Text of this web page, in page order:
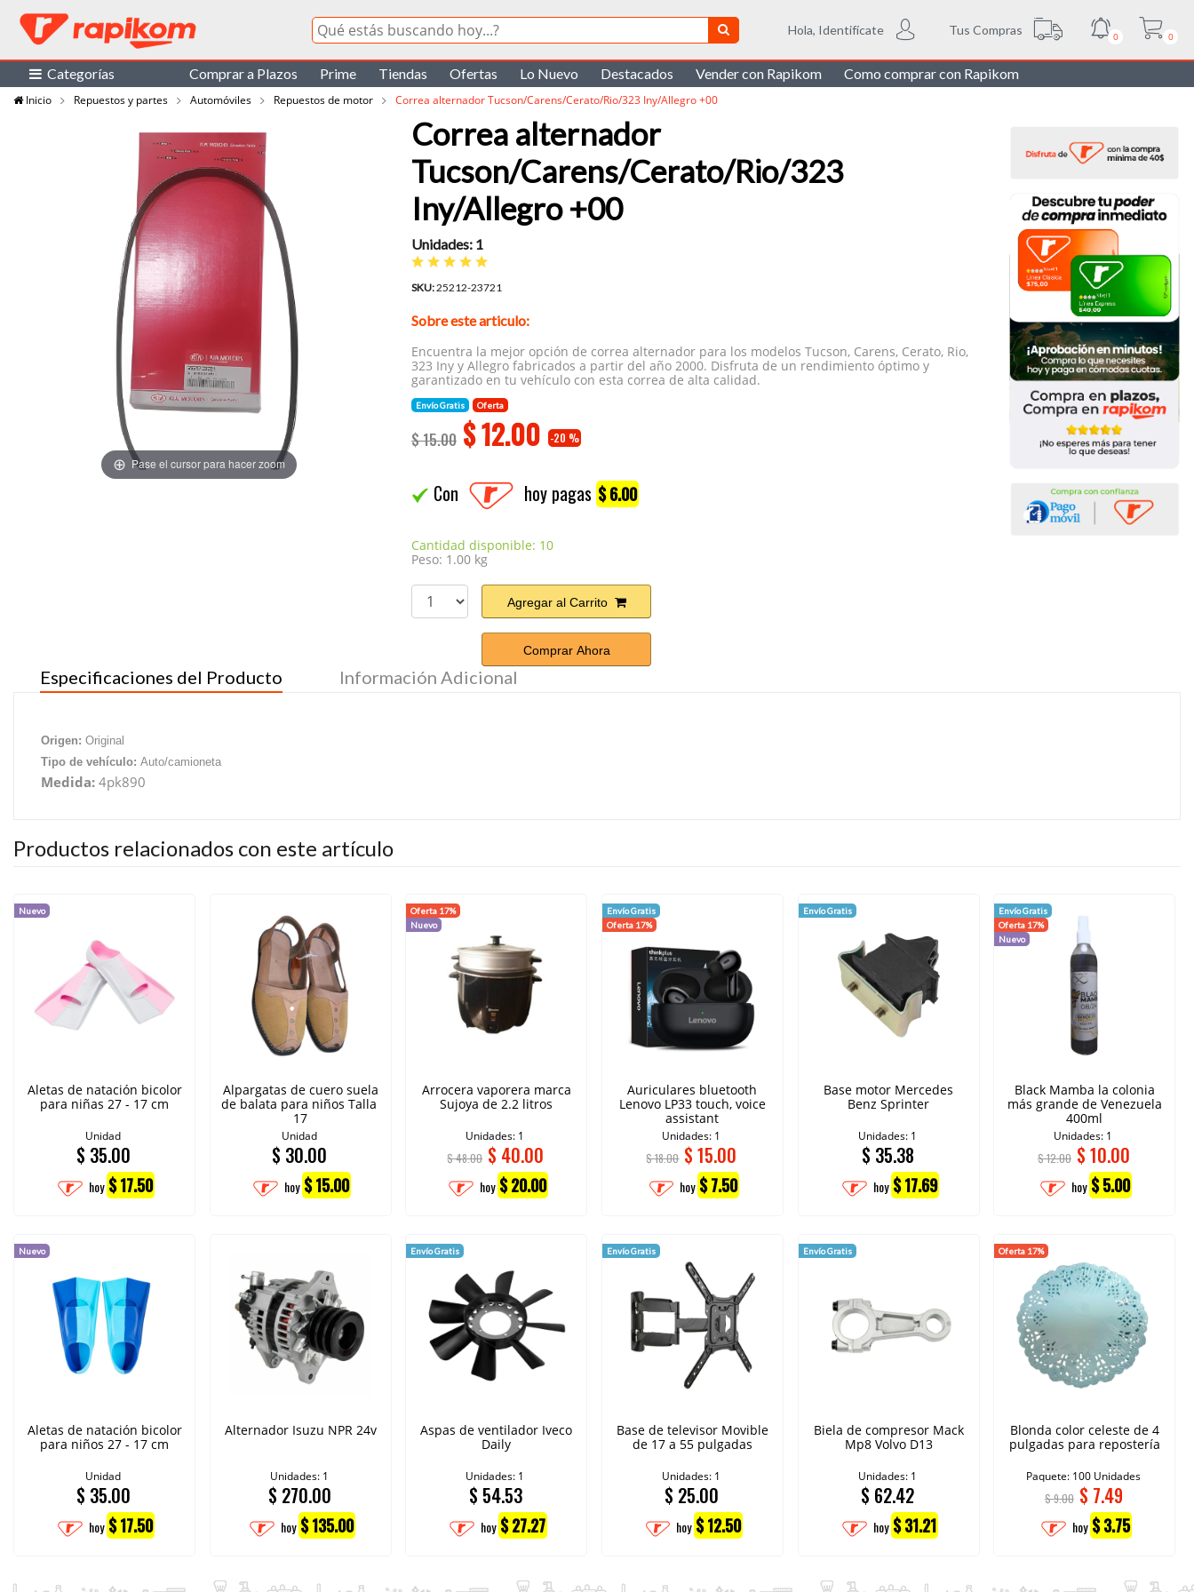
Hola, Identifícate Tus Compras 0 0
Categorías Comprar a Plazos Prime Tiendas Ofertas Lo Nuevo Destacados Vender con Rapikom Como comprar con Rapikom
Inicio Repuestos y partes Automóviles Repuestos de motor Correa alternador Tucson/Carens/Cerato/Rio/323 Iny/Allegro +00
Pase el cursor para hacer zoom
Correa alternador
Tucson/Carens/Cerato/Rio/323
Iny/Allegro +00
Unidades: 1
SKU:25212-23721
Sobre este articulo:
Encuentra la mejor opción de correa alternador para los modelos Tucson, Carens, Cerato, Rio,
323 Iny y Allegro fabricados a partir del año 2000. Disfruta de un rendimiento óptimo y
garantizado en tu vehículo con esta correa de alta calidad.
Envío Gratis Oferta
$ 15.00 $12.00 -20 %
Con hoy pagas$ 6.00
Cantidad disponible: 10
Peso: 1.00 kg
Agregar al Carrito
Comprar Ahora
Especificaciones del Producto Información Adicional
Origen: Original
Tipo de vehículo: Auto/camioneta
Medida: 4pk890
Productos relacionados con este artículo
Nuevo
Aletas de natación bicolor
para niñas 27 - 17 cm
Unidad
$ 35.00
hoy $ 17.50
Nuevo
Aletas de natación bicolor
para niños 27 - 17 cm
Unidad
$ 35.00
hoy $ 17.50
Alpargatas de cuero suela
de balata para niños Talla
17
Unidad
$ 30.00
hoy $ 15.00
Alternador Isuzu NPR 24v
Unidades: 1
$ 270.00
hoy $ 135.00
Oferta 17%
Nuevo
Arrocera vaporera marca
Sujoya de 2.2 litros
Unidades: 1
$ 48.00 $ 40.00
hoy $ 20.00
Envío Gratis
Aspas de ventilador Iveco
Daily
Unidades: 1
$ 54.53
hoy $ 27.27
Envío Gratis
Oferta 17%
Auriculares bluetooth
Lenovo LP33 touch, voice
assistant
Unidades: 1
$ 18.00 $15.00
hoy $ 7.50
Envío Gratis
Base de televisor Movible
de 17 a 55 pulgadas
Unidades: 1
$ 25.00
hoy $ 12.50
Envío Gratis
Base motor Mercedes
Benz Sprinter
Unidades: 1
$ 35.38
hoy $ 17.69
Envío Gratis
Biela de compresor Mack
Mp8 Volvo D13
Unidades: 1
$ 62.42
hoy $ 31.21
Envío Gratis
Oferta 17%
Nuevo
Black Mamba la colonia
más grande de Venezuela
400ml
Unidades: 1
$ 12.00 $ 10.00
hoy $ 5.00
Oferta 17%
Blonda color celeste de 4
pulgadas para repostería
Paquete: 100 Unidades
$ 9.00 $ 7.49
hoy $ 3.75